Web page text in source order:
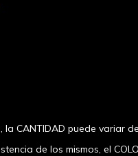
CANTIDAD puede variar
de los mismos, el